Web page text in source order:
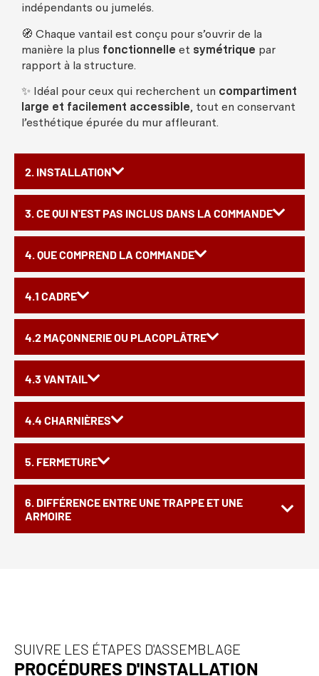
2. INSTALLATION
3. CE QUI N'EST PAS INCLUS DANS LA COMMANDE
4. QUE COMPREND LA COMMANDE
4.1 CADRE
4.2 MAÇONNERIE OU PLACOPLÂTRE
4.3 VANTAIL
4.4 CHARNIÈRES
5. FERMETURE
6. DIFFÉRENCE ENTRE UNE TRAPPE ET UNE
ARMOIRE
indépendants ou jumelés.
🧭 Chaque vantail est conçu pour s’ouvrir de la
manière la plus fonctionnelle et symétrique par
rapport à la structure.
✨ Idéal pour ceux qui recherchent un compartiment
large et facilement accessible, tout en conservant
l’esthétique épurée du mur affleurant.
SUIVRE LES ÉTAPES D'ASSEMBLAGE
PROCÉDURES D'INSTALLATION